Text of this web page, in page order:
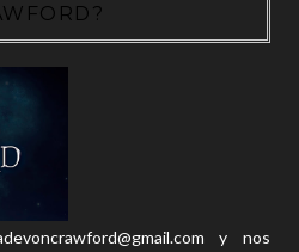
y nos